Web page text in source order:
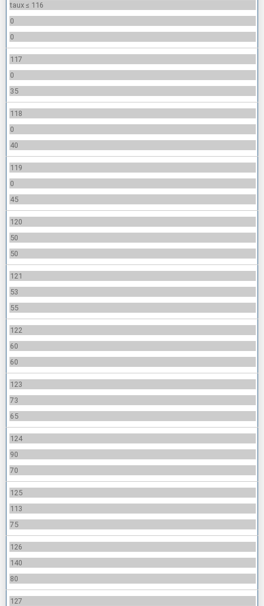
taux ≤ 116
0
0
117
0
35
118
0
40
119
0
45
120
50
50
121
53
55
122
60
60
123
73
65
124
90
70
125
113
75
126
140
80
127